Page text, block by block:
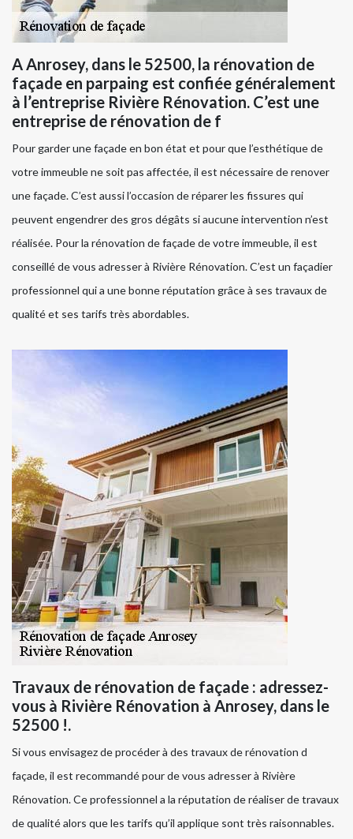
A Anrosey, dans le 52500, la rénovation de
façade en parpaing est confiée généralement
à l’entreprise Rivière Rénovation. C’est une
entreprise de rénovation de f
Pour garder une façade en bon état et pour que l’esthétique de
votre immeuble ne soit pas affectée, il est nécessaire de renover
une façade. C’est aussi l’occasion de réparer les fissures qui
peuvent engendrer des gros dégâts si aucune intervention n’est
réalisée. Pour la rénovation de façade de votre immeuble, il est
conseillé de vous adresser à Rivière Rénovation. C’est un façadier
professionnel qui a une bonne réputation grâce à ses travaux de
qualité et ses tarifs très abordables.
Travaux de rénovation de façade : adressez-
vous à Rivière Rénovation à Anrosey, dans le
52500 !.
Si vous envisagez de procéder à des travaux de rénovation d
façade, il est recommandé pour de vous adresser à Rivière
Rénovation. Ce professionnel a la réputation de réaliser de travaux
de qualité alors que les tarifs qu’il applique sont très raisonnables.